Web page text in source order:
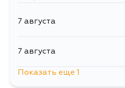
7 августа
7 августа
Показать еще 1